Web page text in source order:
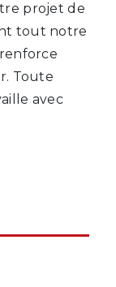
projet de
tout notre
Toute
avec